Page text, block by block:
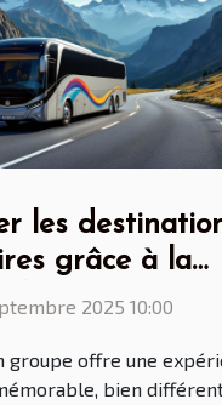
les
grâce à la
bus 2025 10:00
groupe offre une
bien